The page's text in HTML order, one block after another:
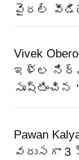
వైరల్
Vivek
ఇళ్ల
Pawan
వరుసగా